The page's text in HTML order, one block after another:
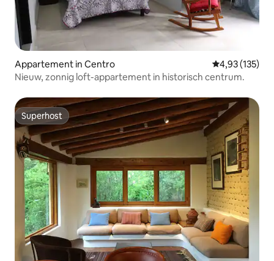
Appartement in Centro Gemiddelde
4,93 (135)
Nieuw, zonnig loft-appartement in historisch centrum.
Superhost
Superhost